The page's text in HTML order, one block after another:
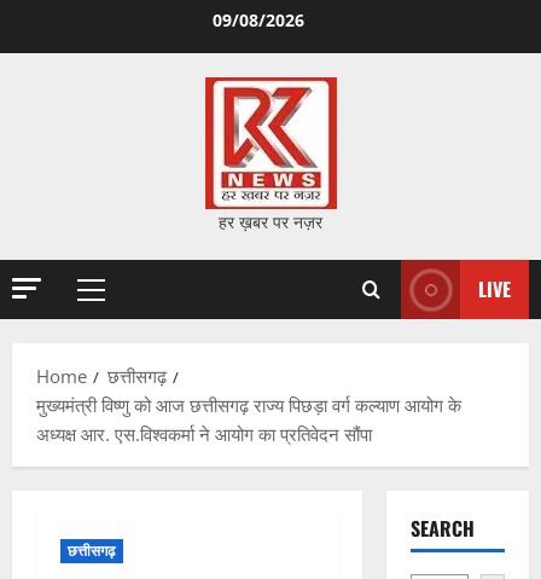
09/08/2026
हर ख़बर पर नज़र
Primary
LIVE
Home
छत्तीसगढ़
मुख्यमंत्री विष्णु को आज छत्तीसगढ़ राज्य पिछड़ा वर्ग कल्याण आयोग के
अध्यक्ष आर. एस.विश्वकर्मा ने आयोग का प्रतिवेदन सौंपा
छत्तीसगढ़
SEARCH